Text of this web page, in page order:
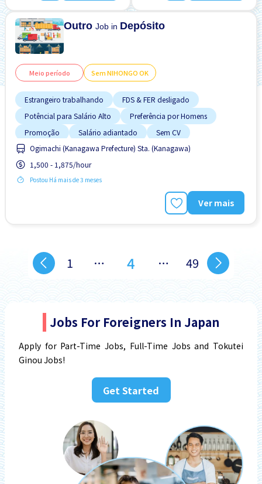
OutroJob in Depósito
Meio período Sem NIHONGO OK
Estrangeiro trabalhando
FDS & FER desligado
Potêncial para Salário Alto
Preferência por Homens
Promoção
Salário adiantado
Sem CV
Sem experiência OK
Sem "NIHONGO" OK
Ogimachi (Kanagawa Prefecture) Sta. (Kanagawa)
1,500 - 1,875/hour
Postou Há mais de 3 meses
Ver mais
1 … 4 … 49
Jobs For Foreigners In Japan
Apply for Part-Time Jobs, Full-Time Jobs and Tokutei
Ginou Jobs!
Get Started